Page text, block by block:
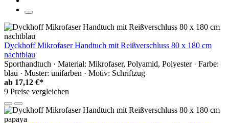
Dyckhoff Mikrofaser Handtuch mit Reißverschluss 80 x 180 cm
nachtblau
Sporthandtuch · Material: Mikrofaser, Polyamid, Polyester · Farbe:
blau · Muster: unifarben · Motiv: Schriftzug
ab 17,12 €*
9 Preise vergleichen